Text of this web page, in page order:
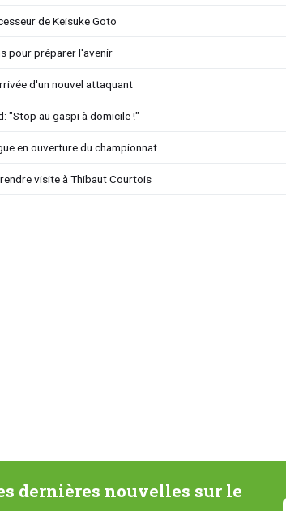
de Keisuke Goto
pour préparer l'avenir
d'un nouvel attaquant
"Stop au gaspi à domicile !"
en ouverture du championnat
visite à Thibaut Courtois
dernières nouvelles sur le